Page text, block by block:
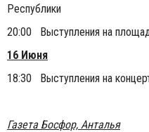
Республики
20:00 Выступления на
16 Июня
18:30 Выступления на
Газета Босфор, Анталья